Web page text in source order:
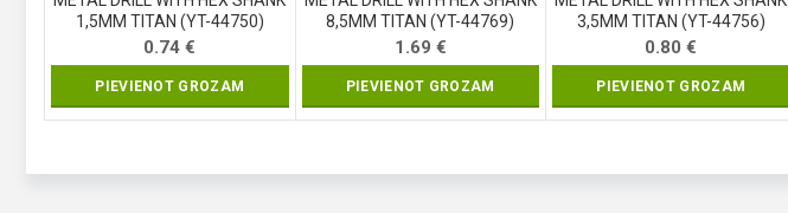
1,5MM TITAN (YT-44750)
0.74€
PIEVIENOT GROZAM
8,5MM TITAN (YT-44769)
1.69 €
PIEVIENOT GROZAM
3,5MM TITAN (YT-44756)
0.80€
PIEVIENOT GROZAM